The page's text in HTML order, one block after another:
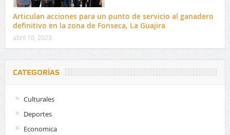
Articulan acciones para un punto de servicio al ganadero
definitivo en la zona de Fonseca, La Guajira
abril 10, 2023
CATEGORÍAS
Culturales
Deportes
Economica